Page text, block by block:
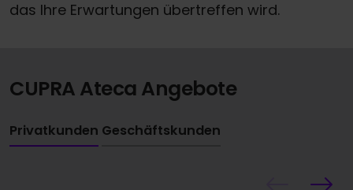
das Ihre Erwartungen übertreffen wird.
CUPRA Ateca Angebote
Privatkunden Geschäftskunden